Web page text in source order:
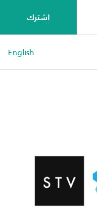
اشترك
English